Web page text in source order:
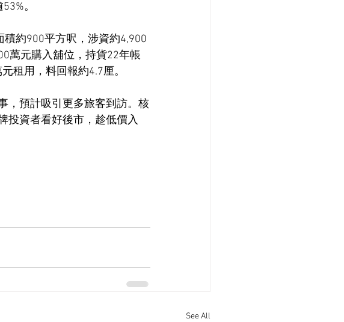
。
約900平方呎，涉資約4,900
萬元購入舖位，持貨22年帳
租用，料回報約4.7厘。
，預計吸引更多旅客到訪。核
投資者看好後市，趁低價入
See All